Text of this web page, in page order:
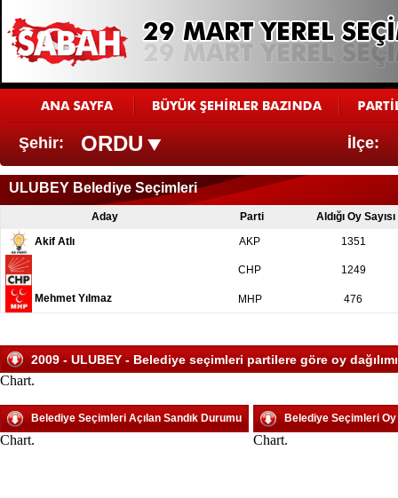
Şehir: ORDU İlçe:
ULUBEY Belediye Seçimleri
Aday Parti
Aldığı Oy Sayısı
Akif Atlı
AKP 1351
CHP 1249
Mehmet Yılmaz MHP 476
2009 - ULUBEY - Belediye seçimleri partilere göre oy dağılımı
Chart.
Belediye Seçimleri Açılan Sandık Durumu
Chart.
Belediye Seçimleri
Chart.